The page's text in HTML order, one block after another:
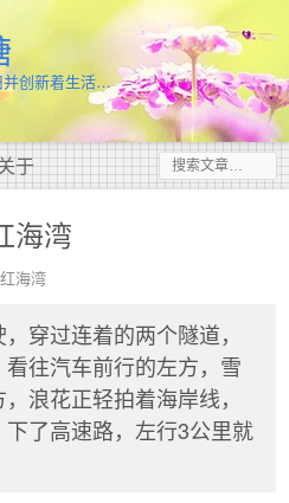
并创新着生活…
于
海湾
海湾
穿过连着的两个隧道，
往汽车前行的左方，雪
浪花正轻拍着海岸线，
了高速路，左行3公里就